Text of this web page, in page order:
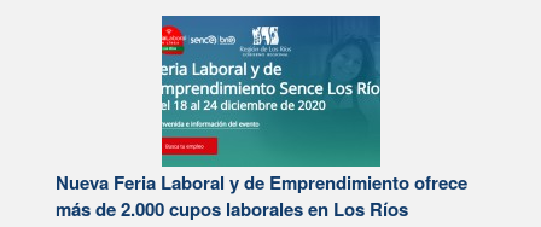
Nueva Feria Laboral y de Emprendimiento ofrece
más de 2.000 cupos laborales en Los Ríos